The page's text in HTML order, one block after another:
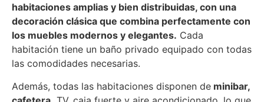
habitaciones amplias y bien distribuidas, con una
decoración clásica que combina perfectamente con
los muebles modernos y elegantes. Cada
habitación tiene un baño privado equipado con todas
las comodidades necesarias.
Además, todas las habitaciones disponen de minibar,